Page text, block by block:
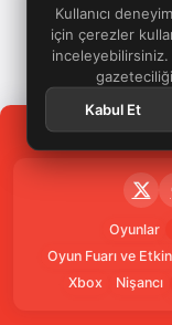
Kullanıcı
için çerezler
inceleyebilirsiniz.
Kabul Et
Oyunlar
Oyun Fuarı ve
Xbox
Nişancı